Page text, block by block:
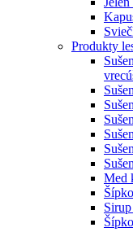
Produkty
Med